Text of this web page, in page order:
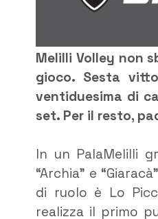
Melilli Volley non
gioco. Sesta
ventiduesima di
set. Per il resto,
In un PalaMelilli
“Archia” e
di ruolo è Lo
realizza il primo